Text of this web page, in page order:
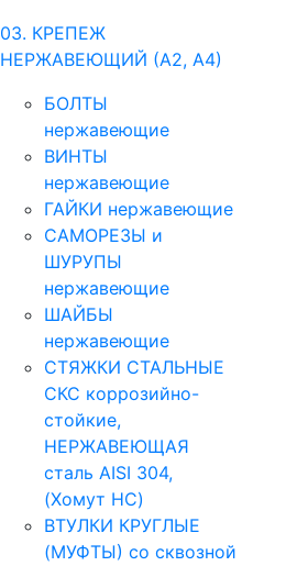
03. КРЕПЕЖ
НЕРЖАВЕЮЩИЙ (А2, А4)
БОЛТЫ
нержавеющие
ВИНТЫ
нержавеющие
ГАЙКИ нержавеющие
САМОРЕЗЫ и
ШУРУПЫ
нержавеющие
ШАЙБЫ
нержавеющие
СТЯЖКИ СТАЛЬНЫЕ
СКС коррозийно-
стойкие,
НЕРЖАВЕЮЩАЯ
сталь AISI 304,
(Хомут НС)
ВТУЛКИ КРУГЛЫЕ
(МУФТЫ) со сквозной